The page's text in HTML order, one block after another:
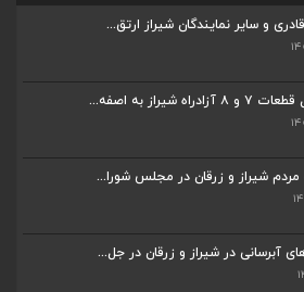
و سایر نمایندگان شیراز ارتق...
شیراز به اصفه...
مردم شیراز و زرقان در مجلس شورا...
آبرسانی در شیراز و زرقان در جل...
زرقان در مجلس شورا...